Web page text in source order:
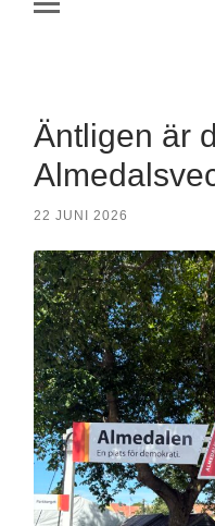
Äntligen är
22 JUNI 2026